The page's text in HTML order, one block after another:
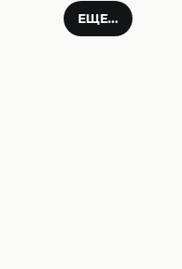
ЕЩЕ...